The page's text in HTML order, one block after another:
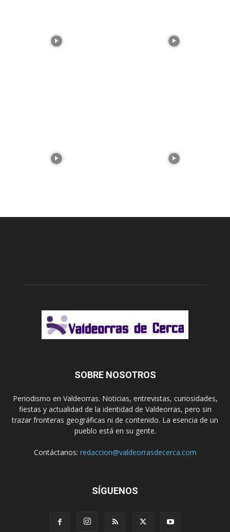
SOBRE NOSOTROS
Periodismo en Valdeorras. Noticias, entrevistas, curiosidades,
fiestas y actualidad de la identidad de Valdeorras, pero sin
trazar fronteras geográficas ni de contenido. La esencia de un
pueblo está en su gente.
Contáctanos: redaccion@valdeorrasdecerca.com
SÍGUENOS